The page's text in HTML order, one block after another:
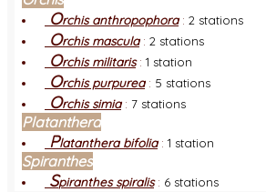
Orchis anthropophora: 2 stations
Orchis mascula: 2 stations
Orchis militaris: 1 station
Orchis purpurea: 5 stations
Orchis simia: 7 stations
Platanthera
Platanthera bifolia: 1 station
Spiranthes
Spiranthes spiralis: 6 stations